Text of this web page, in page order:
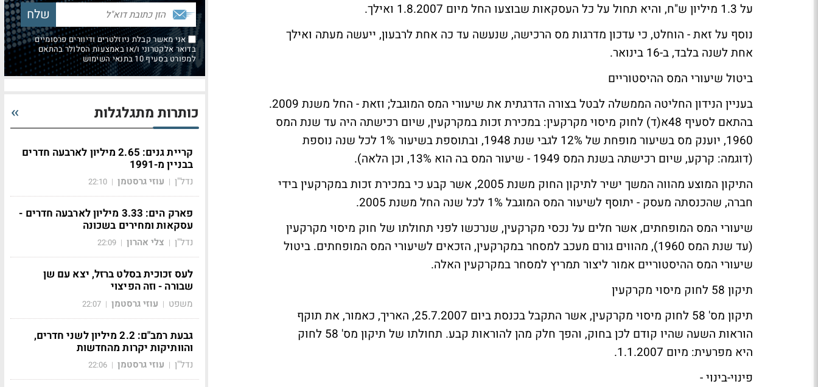
על 1.3 מיליון ש"ח, והיא תחול על כל העסקאות שבוצעו החל מיום 1.8.2007 ואילך.
נוסף על זאת - הוחלט, כי עדכון מדרגות מס הרכישה, שנעשה עד כה אחת לרבעון, ייעשה מעתה ואילך
אחת לשנה בלבד, ב-16 בינואר.
ביטול שיעורי המס ההיסטוריים
בעניין הנידון החליטה הממשלה לבטל בצורה הדרגתית את שיעורי המס המוגבל; וזאת - החל משנת 2009.
בהתאם לסעיף 48א(ד) לחוק מיסוי מקרקעין: במכירת זכות במקרקעין, שיום רכישתה היה עד שנת המס
1960, יוענק מס בשיעור מופחת של 12% לגבי שנת 1948, ובתוספת בשיעור 1% לכל שנה נוספת
(דוגמה: קרקע, שיום רכישתה בשנת המס 1949 - שיעור המס בה הוא 13%, וכן הלאה).
התיקון המוצע מהווה המשך ישיר לתיקון החוק משנת 2005, אשר קבע כי במכירת זכות במקרקעין בידי
חברה, שהכנסתה מעסק - יתוסף לשיעור המס המוגבל 1% לכל שנה החל משנת 2005.
שיעורי המס המופחתים, אשר חלים על נכסי מקרקעין, שנרכשו לפני תחולתו של חוק מיסוי מקרקעין
(עד שנת המס 1960), מהווים גורם מעכב למסחר במקרקעין, הזכאים לשיעורי המס המופחתים. ביטול
שיעורי המס ההיסטוריים אמור ליצור תמריץ למסחר במקרקעין האלה.
תיקון 58 לחוק מיסוי מקרקעין
תיקון מס' 58 לחוק מיסוי מקרקעין, אשר התקבל בכנסת ביום 25.7.2007, האריך, כאמור, את תוקף
הוראות השעה שהיו קודם לכן בחוק, והפך חלק מהן להוראות קבע. תחולתו של תיקון מס' 58 לחוק
היא מפרעית: מיום 1.1.2007.
פינוי-בינוי -
אני מאשר קבלת ניוזלטרים ודיוורים פרסומיים
בדואר אלקטרוני ו/או באמצעות הסלולר בהתאם
למפורט בסעיף 10 בתנאי השימוש
כותרות מתגלגלות
קריית גנים: 2.65 מיליון לארבעה חדרים
בבניין מ-1991
נדל"ן | עוזי גרסטמן |
22:10
פארק הים: 3.33 מיליון לארבעה חדרים -
עסקאות ומחירים בשכונה
נדל"ן | צלי אהרון |
22:09
לעס זכוכית בסלט ברזל, יצא עם שן
שבורה - וזה הפיצוי
משפט | עוזי גרסטמן |
22:07
גבעת רמב"ם: 2.2 מיליון לשני חדרים,
והוותיקות יקרות מהחדשות
נדל"ן | עוזי גרסטמן |
22:06